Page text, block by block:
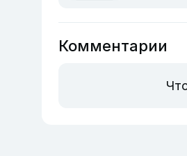
Комментарии